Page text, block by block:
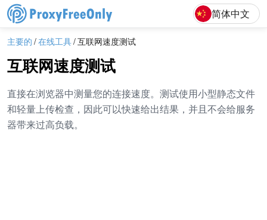
EnglishDeutsch
简体中文
主要的 在线工具 互联网速度测试
互联网速度测试
直接在浏览器中测量您的连接速度。测试使用小型静态文件
和轻量上传检查，因此可以快速给出结果，并且不会给服务
器带来过高负载。